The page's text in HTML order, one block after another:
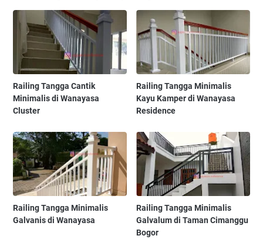
Railing Tangga Cantik
Minimalis di Wanayasa
Cluster
Railing Tangga Minimalis
Kayu Kamper di Wanayasa
Residence
Railing Tangga Minimalis
Galvanis di Wanayasa
Railing Tangga Minimalis
Galvalum di Taman Cimanggu
Bogor